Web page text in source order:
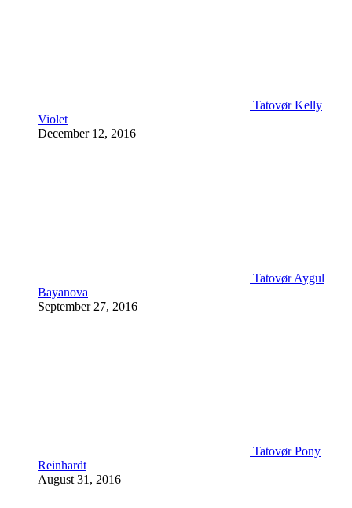
Tatovør Kelly
Violet
December 12, 2016
Tatovør Aygul
Bayanova
September 27, 2016
Tatovør Pony
Reinhardt
August 31, 2016